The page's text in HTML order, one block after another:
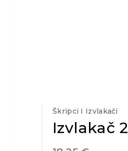
Škripci I Izvlakači
Izvlakač